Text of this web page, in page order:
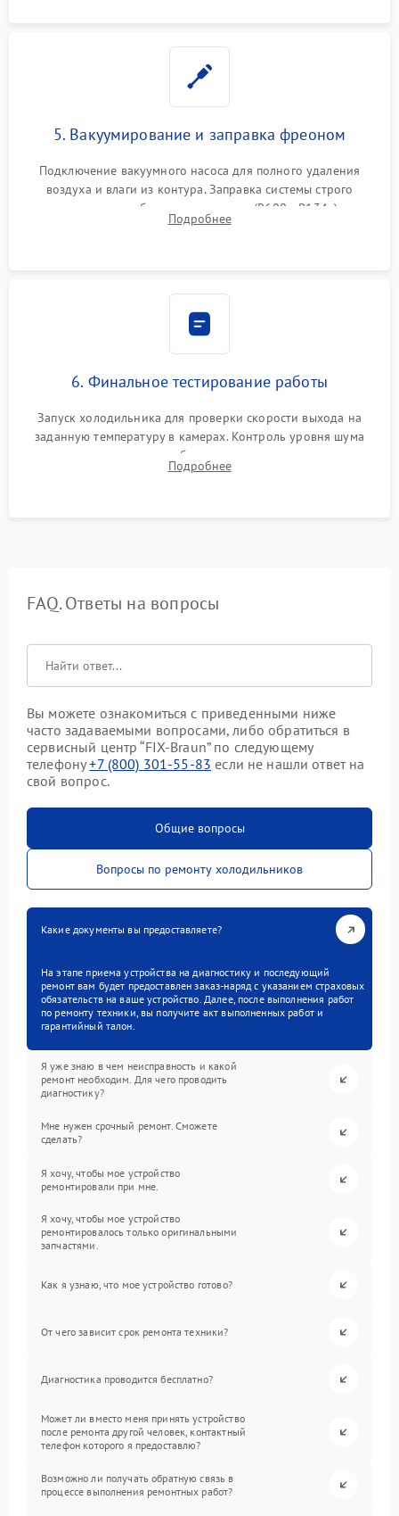
5. Вакуумирование и заправка фреоном
Подключение вакуумного насоса для полного удаления
воздуха и влаги из контура. Заправка системы строго
дозированным объемом хладагента (R600a, R134a) по
электронным весам. Контроль рабочего давления в системе.
Подробнее
6. Финальное тестирование работы
Запуск холодильника для проверки скорости выхода на
заданную температуру в камерах. Контроль уровня шума
компрессора, отсутствия обмерзания стенок и корректного
срабатывания системы автоматической оттайки.
Подробнее
FAQ. Ответы на вопросы
Вы можете ознакомиться с приведенными ниже
часто задаваемыми вопросами, либо обратиться в
сервисный центр “FIX-Braun” по следующему
телефону+7 (800) 301-55-83 если не нашли ответ на
свой вопрос.
Общие вопросы
Вопросы по ремонту холодильников
Какие документы вы предоставляете?
На этапе приема устройства на диагностику и последующий
ремонт вам будет предоставлен заказ-наряд с указанием страховых
обязательств на ваше устройство. Далее, после выполнения работ
по ремонту техники, вы получите акт выполненных работ и
гарантийный талон.
Я уже знаю в чем неисправность и какой
ремонт необходим. Для чего проводить
диагностику?
Мне нужен срочный ремонт. Сможете
сделать?
Я хочу, чтобы мое устройство
ремонтировали при мне.
Я хочу, чтобы мое устройство
ремонтировалось только оригинальными
запчастями.
Как я узнаю, что мое устройство готово?
От чего зависит срок ремонта техники?
Диагностика проводится бесплатно?
Может ли вместо меня принять устройство
после ремонта другой человек, контактный
телефон которого я предоставлю?
Возможно ли получать обратную связь в
процессе выполнения ремонтных работ?